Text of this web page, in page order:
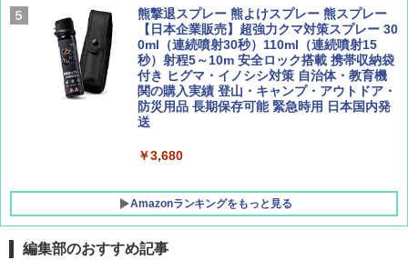
￥1,760
￥2,277
￥9,990
[キャンパーズコレクション 山善] 傘みたいに
広げるだけ パッとサッとテント キューブワ
イド ブラックコーティング フルクローズ メ
ッシュ 4人用 簡単設置 ポップアップテント P
ATCW-150B エクルベージュ
￥-
熊撃退スプレー 熊よけスプレー 熊スプレー
【日本企業販売】超強力クマ対策スプレー 30
0ml（連続噴射30秒）110ml（連続噴射15
秒）射程5～10m 安全ロック搭載 携帯収納袋
付き ヒグマ・イノシシ対策 自治体・教育機
関の購入実績 登山・キャンプ・アウトドア・
防災用品 長期保存可能 緊急時用 日本国内発
送
￥3,680
Amazonランキングをもっと見る
編集部のおすすめ記事